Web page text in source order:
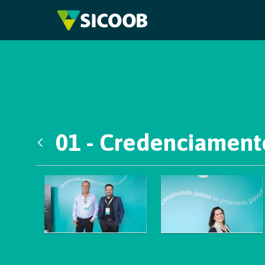
Pular para o Conteúdo principal
01 -
Galeria de Mídias